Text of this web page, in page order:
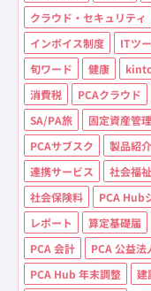
クラウド・セキュリティ
インボイス制度
ITツ
旬ワード
健康
消費税
PCAクラウド
SA/PA旅
固定資産管理
PCAサブスク
製品紹介
連携サービス
社会福
社会保険料
PCA Hub
レポート
算定基礎届
PCA 会計
PCA 公益法
PCA Hub 年末調整
建